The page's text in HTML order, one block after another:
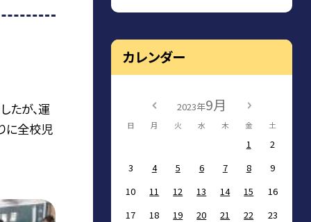
たが、運
に全校児
カレンダー
2023年9月
日 月 火 水 木 金 土
1
2
3
4 5 6 7 8
9
10
11 12 13 14 15
16
17
18 19 20 21 22
23